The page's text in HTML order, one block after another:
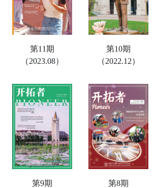
第11期
（2023.08）
第10期
（2022.12）
第9期
第8期